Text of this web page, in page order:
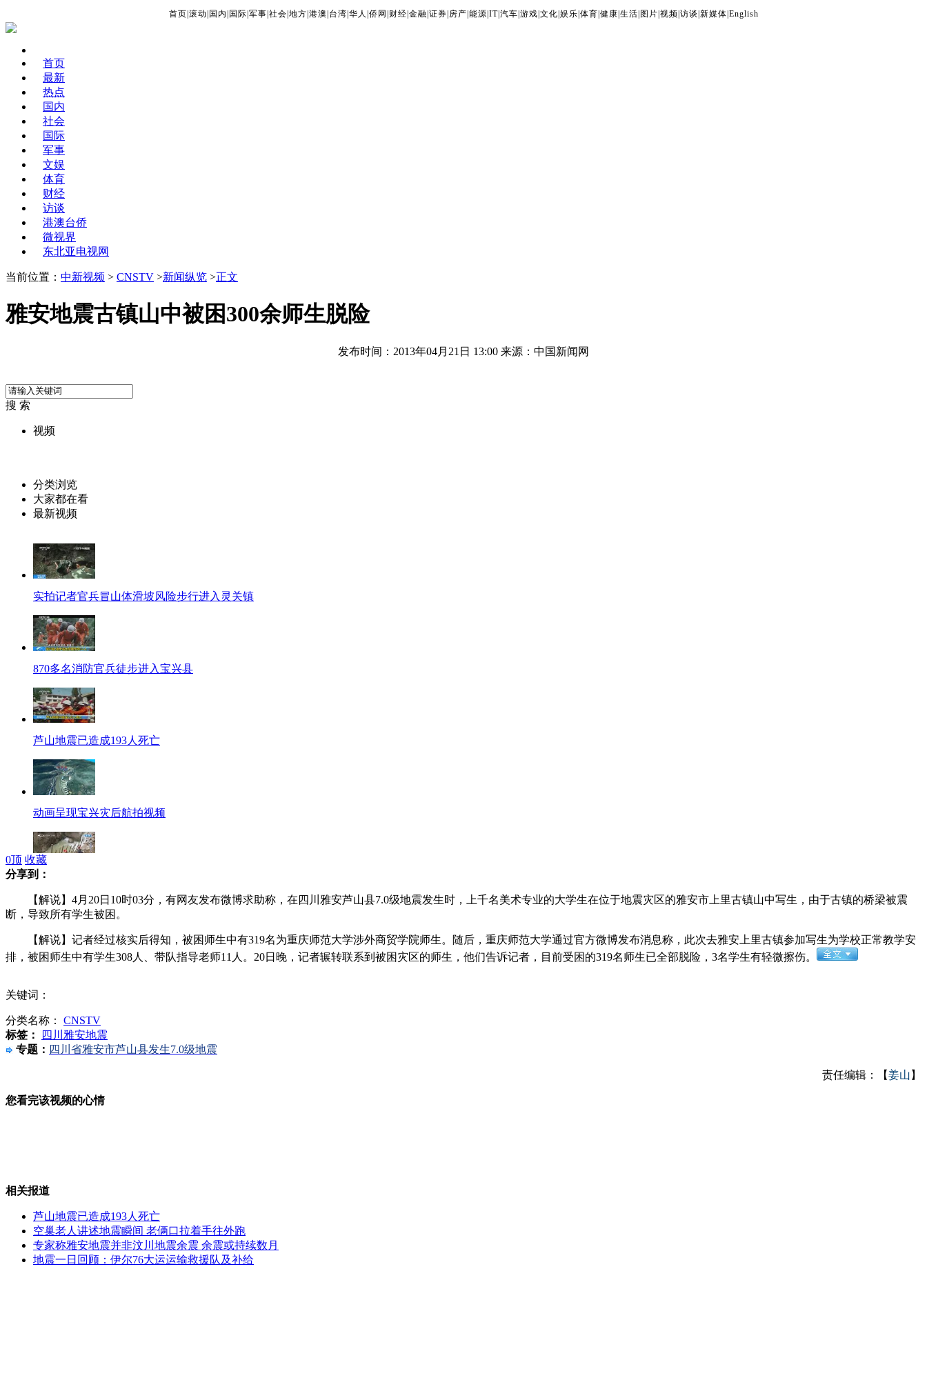
首页 滚动 国内 国际 军事 社会 地方 港澳 台湾 华人 侨网 财经 金融 证券 房产 能源 IT| 汽车 游戏 文化 娱乐 体育 健康 生活 图片 视频 访谈 新媒体 English
首页
最新
热点
国内
社会
国际
军事
文娱
体育
财经
访谈
港澳台侨
微视界
东北亚电视网
当前位置： 中新视频 > CNSTV >新闻纵览 >正文
雅安地震古镇山中被困300余师生脱险
发布时间：2013年04月21日 13:00 来源：中国新闻网
搜 索
视频
分类浏览
大家都在看
最新视频
实拍记者官兵冒山体滑坡风险步行进入灵关镇
870多名消防官兵徒步进入宝兴县
芦山地震已造成193人死亡
动画呈现宝兴灾后航拍视频
雅安灾区见闻：救护车连夜送治伤者
空巢老人讲述地震瞬间 老俩口拉着手往外跑
云南大理震区见闻：坚守在震区的乡村医生
雅安受灾民众设临时灵堂 亲人徒步返家奔丧
0顶 收藏
分享到：
【解说】4月20日10时03分，有网友发布微博求助称，在四川雅安芦山县7.0级地震发生时，上千名美术专业的大学生在位于地震灾区的雅安市上里古镇山中写生，由于古镇的桥梁被震
断，导致所有学生被困。
【解说】记者经过核实后得知，被困师生中有319名为重庆师范大学涉外商贸学院师生。随后，重庆师范大学通过官方微博发布消息称，此次去雅安上里古镇参加写生为学校正常教学安
排，被困师生中有学生308人、带队指导老师11人。20日晚，记者辗转联系到被困灾区的师生，他们告诉记者，目前受困的319名师生已全部脱险，3名学生有轻微擦伤。
关键词：
分类名称： CNSTV
标签：
四川雅安地震
专题： 四川省雅安市芦山县发生7.0级地震
责任编辑：【姜山 】
您看完该视频的心情
相关报道
芦山地震已造成193人死亡
空巢老人讲述地震瞬间 老俩口拉着手往外跑
专家称雅安地震并非汶川地震余震 余震或持续数月
地震一日回顾：伊尔76大运运输救援队及补给